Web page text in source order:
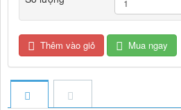
Thêm vào giỏ Mua ngay